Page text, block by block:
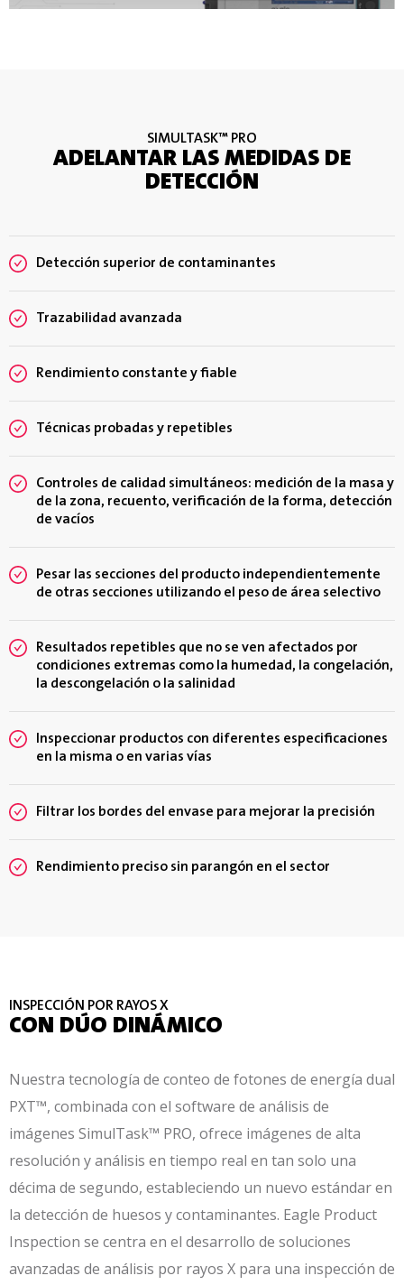
SIMULTASK™ PRO
ADELANTAR LAS MEDIDAS DE
DETECCIÓN
Detección superior de contaminantes
Trazabilidad avanzada
Rendimiento constante y fiable
Técnicas probadas y repetibles
Controles de calidad simultáneos: medición de la masa y
de la zona, recuento, verificación de la forma, detección
de vacíos
Pesar las secciones del producto independientemente
de otras secciones utilizando el peso de área selectivo
Resultados repetibles que no se ven afectados por
condiciones extremas como la humedad, la congelación,
la descongelación o la salinidad
Inspeccionar productos con diferentes especificaciones
en la misma o en varias vías
Filtrar los bordes del envase para mejorar la precisión
Rendimiento preciso sin parangón en el sector
INSPECCIÓN POR RAYOS X
CON DÚO DINÁMICO
Nuestra tecnología de conteo de fotones de energía dual
PXT™, combinada con el software de análisis de
imágenes SimulTask™ PRO, ofrece imágenes de alta
resolución y análisis en tiempo real en tan solo una
décima de segundo, estableciendo un nuevo estándar en
la detección de huesos y contaminantes. Eagle Product
Inspection se centra en el desarrollo de soluciones
avanzadas de análisis por rayos X para una inspección de